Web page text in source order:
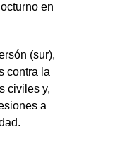
en
(sur),
contra la
civiles y,
a